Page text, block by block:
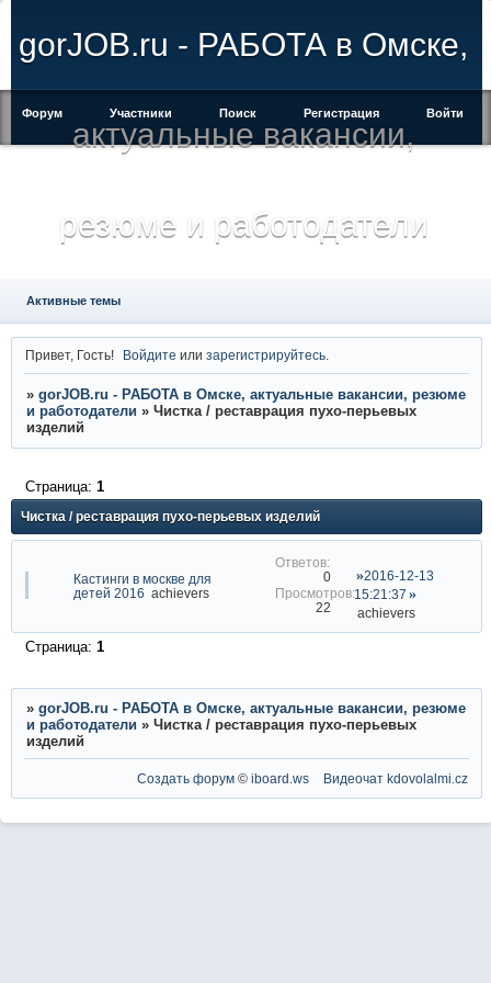
gorJOB.ru - РАБОТА в Омске,
актуальные вакансии,
резюме и работодатели
Форум Участники Поиск Регистрация Войти
Активные темы
Привет, Гость! Войдите илизарегистрируйтесь
» gorJOB.ru - РАБОТА в Омске, актуальные вакансии, резюме
и работодатели » Чистка / реставрация пухо-перьевых
изделий
Чистка / реставрация пухо-перьевых изделий
Страница: 1
Кастинги в москве для
детей 2016 achievers
0
22
2016-12-13
15:21:37
achievers
Страница: 1
» gorJOB.ru - РАБОТА в Омске, актуальные вакансии, резюме
и работодатели » Чистка / реставрация пухо-перьевых
изделий
Создать форум ©iboard.ws Видеочат kdovolalmi.cz